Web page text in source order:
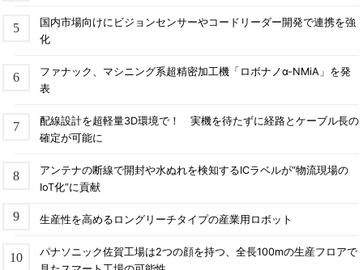
国内市場向けにビジョンセンサーやコードリーダー開発で連携を強
化
ファナック、マシニング系超精密加工機「ロボナノα-NMiA」を発
表
配線設計を超軽量3D環境で！ 実機を待たずに経路とケーブル長の
確定が可能に
アンテナの断線で開封や水ぬれを検知するICラベルが“物流現場の
IoT化”に貢献
生産性を高めるロングリーチタイプの産業用ロボット
パナソニック佐賀工場は2つの顔を持つ、全長100mの生産フロアで